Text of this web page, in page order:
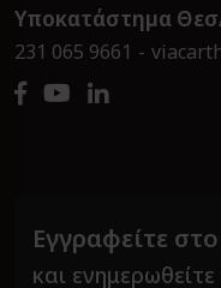
Υποκατάστημα
231 065 9661
Εγγραφείτε στο
και